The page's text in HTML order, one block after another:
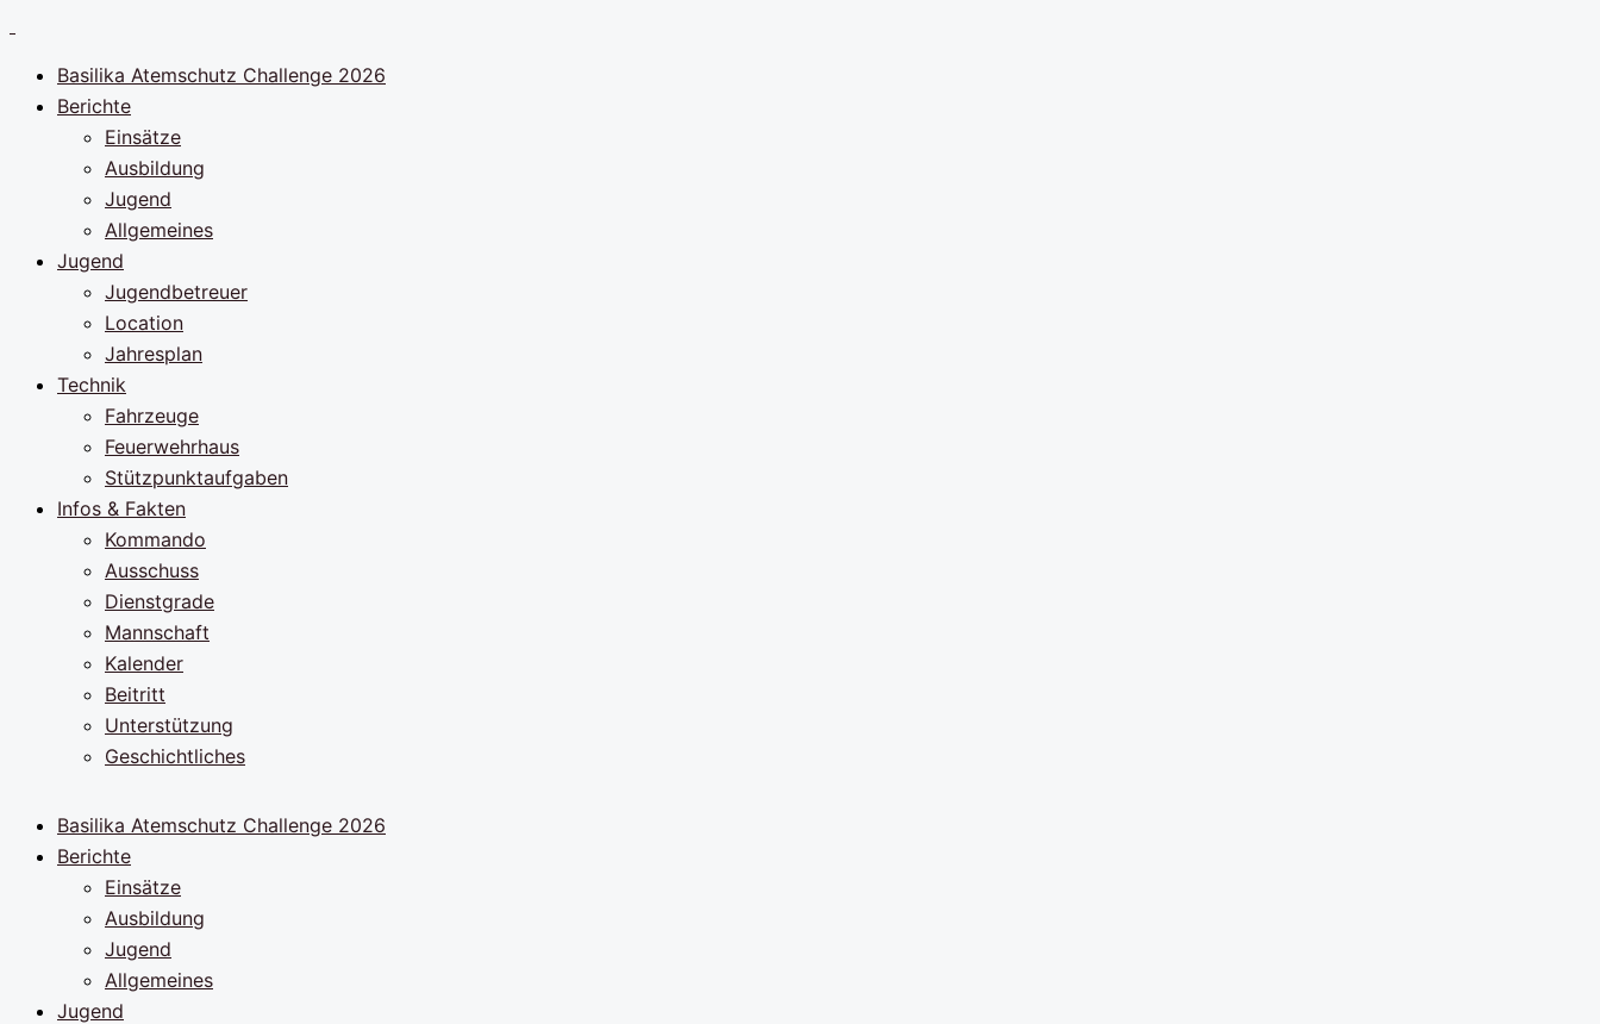
springenBasilika Atemschutz Challenge 2026
Berichte
Einsätze
Ausbildung
Jugend
Allgemeines
Jugend
Jugendbetreuer
Location
Jahresplan
Technik
Fahrzeuge
Feuerwehrhaus
Stützpunktaufgaben
Infos & Fakten
Kommando
Ausschuss
Dienstgrade
Mannschaft
Kalender
Beitritt
Unterstützung
Geschichtliches
Basilika Atemschutz Challenge 2026
Berichte
Einsätze
Ausbildung
Jugend
Allgemeines
Jugend